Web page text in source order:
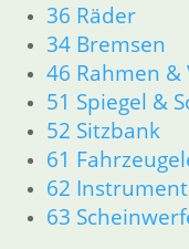
36 Räder
34 Bremsen
46 Rahmen
51 Spiegel &
52 Sitzbank
61
62
63